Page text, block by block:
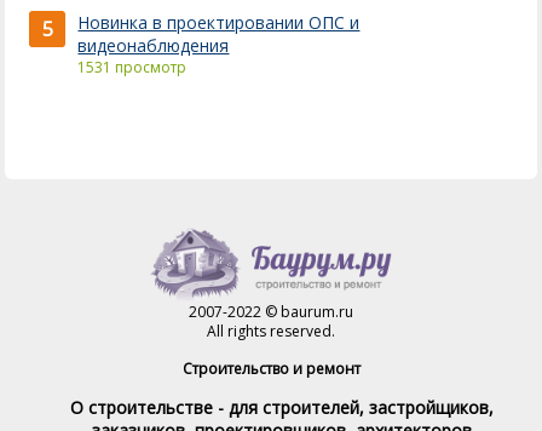
5
Новинка в проектировании ОПС и
видеонаблюдения
1531 просмотр
2007-2022 © baurum.ru
All rights reserved.
Строительство и ремонт
О строительстве - для строителей, застройщиков,